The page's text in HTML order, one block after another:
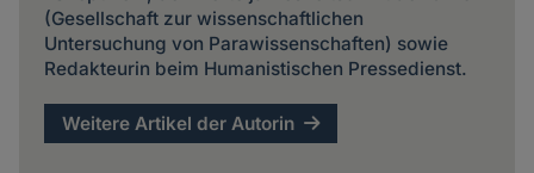
(Gesellschaft zur wissenschaftlichen
Untersuchung von Parawissenschaften) sowie
Redakteurin beim Humanistischen Pressedienst.
Weitere Artikel der Autorin